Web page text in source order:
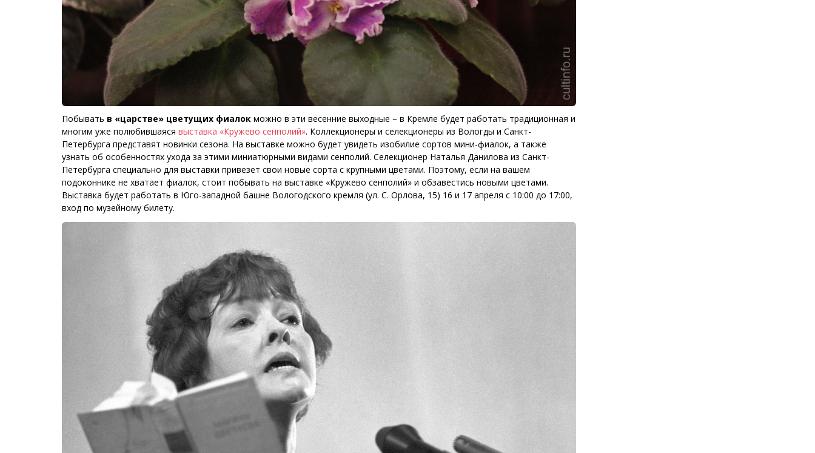
Побывать в «царстве» цветущих фиалок можно в эти весенние выходные – в Кремле будет работать традиционная и
многим уже полюбившаяся выставка «Кружево сенполий». Коллекционеры и селекционеры из Вологды и Санкт-
Петербурга представят новинки сезона. На выставке можно будет увидеть изобилие сортов мини-фиалок, а также
узнать об особенностях ухода за этими миниатюрными видами сенполий. Селекционер Наталья Данилова из Санкт-
Петербурга специально для выставки привезет свои новые сорта с крупными цветами. Поэтому, если на вашем
подоконнике не хватает фиалок, стоит побывать на выставке «Кружево сенполий» и обзавестись новыми цветами.
Выставка будет работать в Юго-западной башне Вологодского кремля (ул. С. Орлова, 15) 16 и 17 апреля с 10:00 до 17:00,
вход по музейному билету.